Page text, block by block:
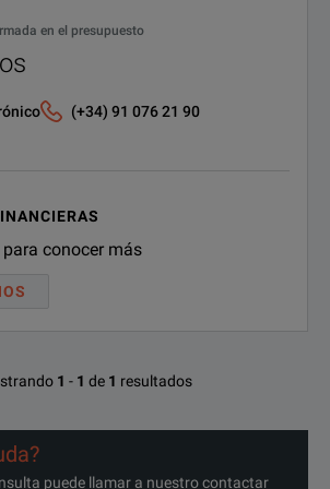
en el presupuesto
(+34) 91 076 21 90
conocer más
1 - 1 de 1 resultados
puede llamar a nuestro contactar
It also can reduce the